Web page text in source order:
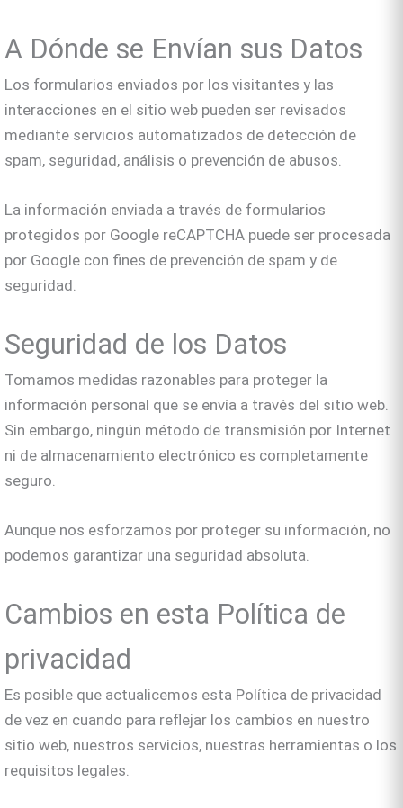
A Dónde se Envían sus Datos
Los formularios enviados por los visitantes y las
interacciones en el sitio web pueden ser revisados
mediante servicios automatizados de detección de
spam, seguridad, análisis o prevención de abusos.
La información enviada a través de formularios
protegidos por Google reCAPTCHA puede ser procesada
por Google con fines de prevención de spam y de
seguridad.
Seguridad de los Datos
Tomamos medidas razonables para proteger la
información personal que se envía a través del sitio web.
Sin embargo, ningún método de transmisión por Internet
ni de almacenamiento electrónico es completamente
seguro.
Aunque nos esforzamos por proteger su información, no
podemos garantizar una seguridad absoluta.
Cambios en esta Política de
privacidad
Es posible que actualicemos esta Política de privacidad
de vez en cuando para reflejar los cambios en nuestro
sitio web, nuestros servicios, nuestras herramientas o los
requisitos legales.